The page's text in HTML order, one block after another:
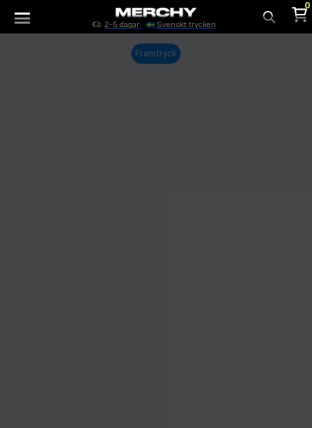
2-5 dagar Svenskt tryckeri
Sök
0
Framtryck